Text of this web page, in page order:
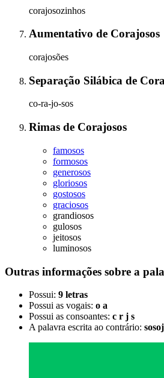
corajosozinhos
Aumentativo de Corajosos
corajosões
Separação Silábica de
co-ra-jo-sos
Rimas de Corajosos
famosos
formosos
generosos
gloriosos
gostosos
graciosos
grandiosos
gulosos
jeitosos
luminosos
Outras informações sobre a
Possui: 9 letras
Possui as vogais: o a
Possui as consoantes: c r j s
A palavra escrita ao contrário: